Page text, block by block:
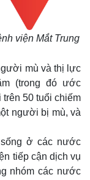
viện Mắt Trung
mù và thị lực
(trong đó ước
50 tuổi chiếm
người bị mù, và
sống ở các nước
tiếp cận dịch vụ
nhóm các nước